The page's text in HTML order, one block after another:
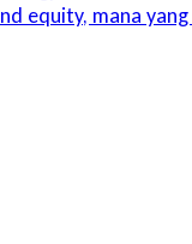
equity, mana